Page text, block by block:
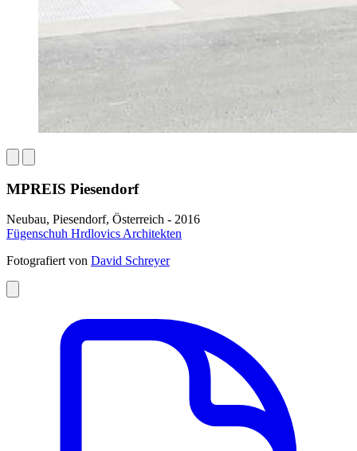
MPREIS Piesendorf
Neubau, Piesendorf, Österreich - 2016
Fügenschuh Hrdlovics Architekten
Fotografiert von David Schreyer